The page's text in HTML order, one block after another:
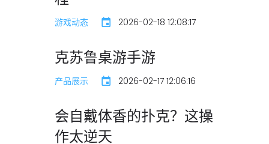
游戏动态 2026-02-18 12:08:17
克苏鲁桌游手游
产品展示 2026-02-17 12:06:16
会自戴体香的扑克？这操
作太逆天